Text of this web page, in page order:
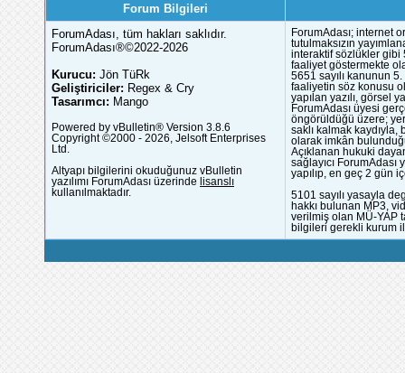
Forum Bilgileri
ForumAdası, tüm hakları saklıdır.
ForumAdası®©2022-2026
Kurucu: Jön TüRk
Geliştiriciler: Regex & Cry
Tasarımcı: Mango
Powered by vBulletin® Version 3.8.6
Copyright ©2000 - 2026, Jelsoft Enterprises
Ltd.
Altyapı bilgilerini okuduğunuz vBulletin
yazılımı ForumAdası üzerinde lisanslı
kullanılmaktadır.
ForumAdası; internet
tutulmaksızın
interaktif sözlükler gibi
faaliyet göstermekte
5651 sayılı kanunun
faaliyetin söz konusu
yapılan yazılı, görsel
ForumAdası üyesi
öngörüldüğü üzere;
saklı kalmak
olarak imkân
Açıklanan hukuki
sağlayıcı
yapılıp, en geç 2 gün
5101 sayılı yasayla
hakkı bulunan MP3,
verilmiş olan MÜ-YAP
bilgileri gerekli kurum